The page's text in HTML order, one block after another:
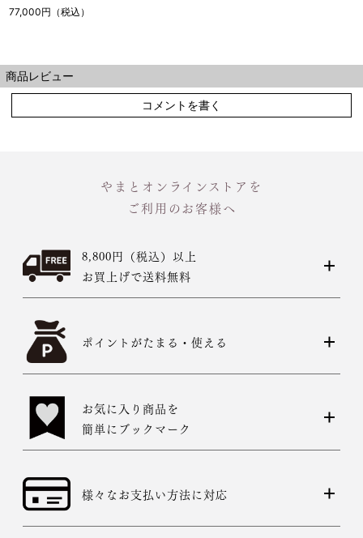
り
77,000円（税込）
商品レビュー
コメントを書く
やまとオンラインストアを
ご利用のお客様へ
8,800円（税込）以上
お買上げで送料無料
ポイントがたまる・使える
お気に入り商品を
簡単にブックマーク
様々なお支払い方法に対応